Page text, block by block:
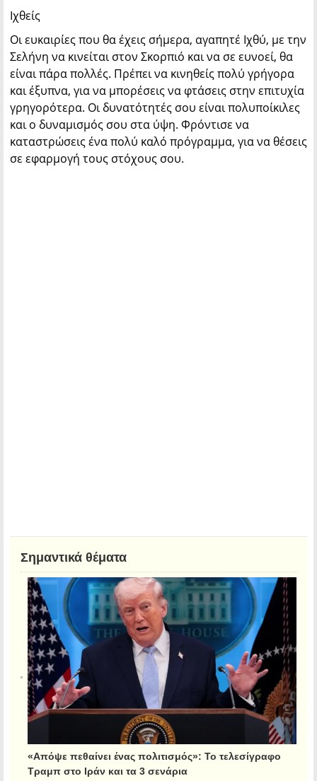
Ιχθείς
Οι ευκαιρίες που θα έχεις σήμερα, αγαπητέ Ιχθύ, με την
Σελήνη να κινείται στον Σκορπιό και να σε ευνοεί, θα
είναι πάρα πολλές. Πρέπει να κινηθείς πολύ γρήγορα
και έξυπνα, για να μπορέσεις να φτάσεις στην επιτυχία
γρηγορότερα. Οι δυνατότητές σου είναι πολυποίκιλες
και ο δυναμισμός σου στα ύψη. Φρόντισε να
καταστρώσεις ένα πολύ καλό πρόγραμμα, για να θέσεις
σε εφαρμογή τους στόχους σου.
Σημαντικά θέματα
«Απόψε πεθαίνει ένας πολιτισμός»: Το τελεσίγραφο
Τραμπ στο Ιράν και τα 3 σενάρια